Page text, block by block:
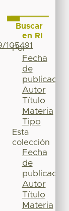
105491
Buscar
en RI
Por
Fecha
de
publicación
Autor
Título
Materia
Tipo
Esta
colección
Fecha
de
publicación
Autor
Título
Materia